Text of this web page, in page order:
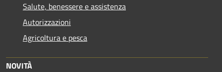
Salute, benessere e assistenza
Autorizzazioni
Agricoltura e pesca
NOVITÀ